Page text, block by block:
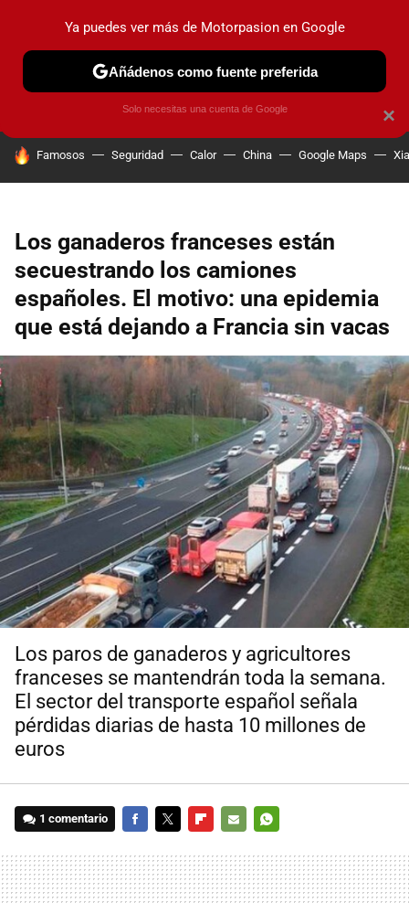
PRUEBAS COCHES ELÉCTRICOS OBSERVATORIO
HOY SE HABLA DE
Famosos Seguridad Calor China Google Maps
Los ganaderos franceses están
secuestrando los camiones
españoles. El motivo: una epidemia
que está dejando a Francia sin vacas
Los paros de ganaderos y agricultores
franceses se mantendrán toda la semana.
El sector del transporte español señala
pérdidas diarias de hasta 10 millones de
euros
1 comentario
MAIL
×
Ya puedes ver más de Motorpasion en Google
Añádenos como fuente preferida
Solo necesitas una cuenta de Google